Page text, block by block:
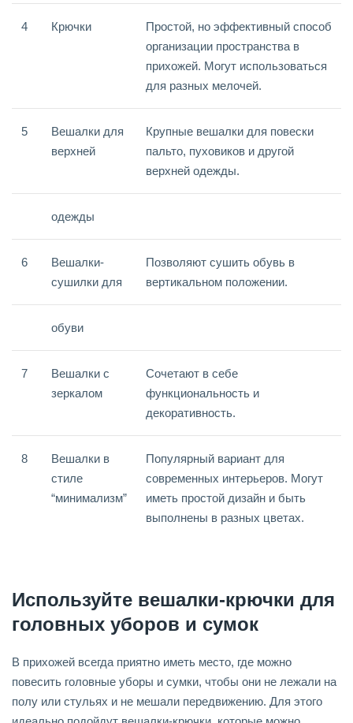
4 Крючки
Простой, но эффективный способ
организации пространства в
прихожей. Могут использоваться
для разных мелочей.
5
Вешалки для
верхней
Крупные вешалки для повески
пальто, пуховиков и другой
верхней одежды.
одежды
6
Вешалки-
сушилки для
Позволяют сушить обувь в
вертикальном положении.
обуви
7
Вешалки с
зеркалом
Сочетают в себе
функциональность и
декоративность.
8
Вешалки в
стиле
“минимализм”
Популярный вариант для
современных интерьеров. Могут
иметь простой дизайн и быть
выполнены в разных цветах.
Используйте вешалки-крючки для
головных уборов и сумок
В прихожей всегда приятно иметь место, где можно
повесить головные уборы и сумки, чтобы они не лежали на
полу или стульях и не мешали передвижению. Для этого